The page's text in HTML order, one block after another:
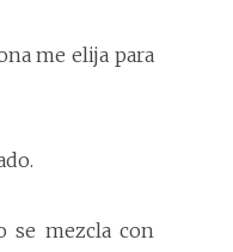
me elija para
se mezcla con